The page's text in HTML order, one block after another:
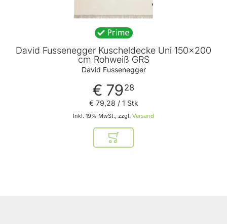
David Fussenegger Kuscheldecke Uni 150x200
cm Rohweiß GRS
David Fussenegger
€ 7928
Inkl. 19% MwSt., zzgl. Versand
€ 79,28 / 1 Stk
In den Warenkorb